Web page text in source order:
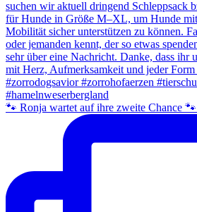
🐾 Ronja wartet auf ihre zweite Chance